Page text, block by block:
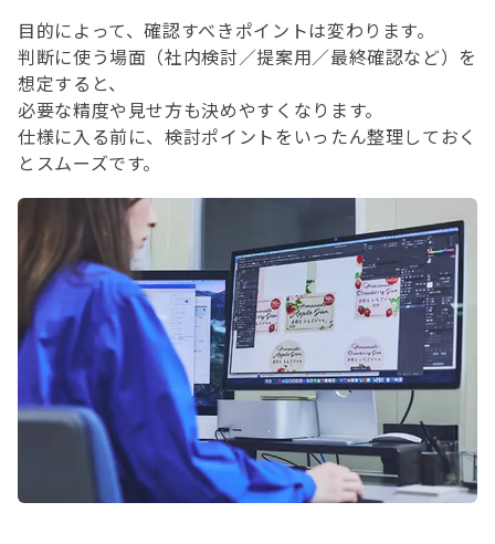
目的によって、確認すべきポイントは変わります。
判断に使う場面（社内検討／提案用／最終確認など）を
想定すると、
必要な精度や見せ方も決めやすくなります。
仕様に入る前に、検討ポイントをいったん整理しておく
とスムーズです。